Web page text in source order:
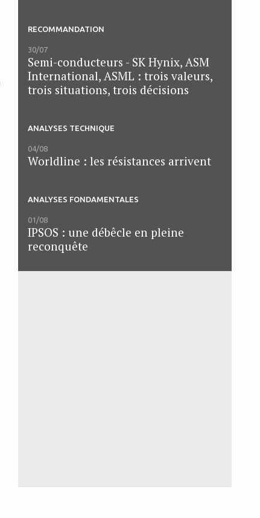
RECOMMANDATION
30/07
Semi-conducteurs - SK Hynix, ASM
International, ASML : trois valeurs,
trois situations, trois décisions
ANALYSES TECHNIQUE
04/08
Worldline : les résistances arrivent
ANALYSES FONDAMENTALES
01/08
IPSOS : une débêcle en pleine
reconquête